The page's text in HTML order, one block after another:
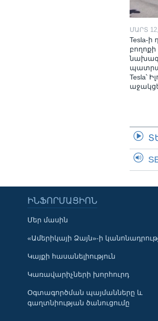
Learning English
ՀԵՏԵՒԵՔ ՄԵԶ
Լեզուներ
ՄԱՐՏ
Tesla-
Tesla՝
ԻՆՖՈՐՄԱՑԻՈՆ
Մեր մասին
«Ամերիկայի Ձայն»-ի
Կայքի հասանելիություն
Կառավարիչների խորհուրդ
Օգտագործման պայմանները և
գաղտնիության ծանուցումը